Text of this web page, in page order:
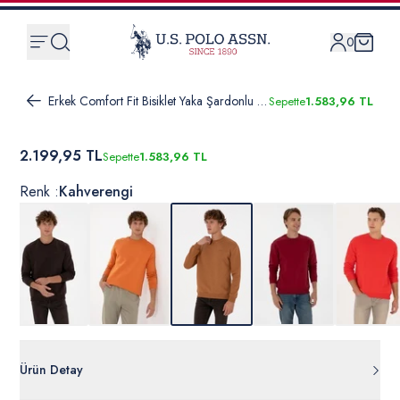
0
Erkek Comfort Fit Bisiklet Yaka Şardonlu Camel Basic SweatshirtSepette1.583,96 TL
2.199,95 TLSepette1.583,96 TL
Renk :Kahverengi
Ürün Detay